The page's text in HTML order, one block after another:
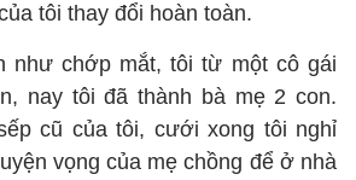
tôi thay đổi hoàn toàn.
như chớp mắt, tôi từ một cô gái
nay tôi đã thành bà mẹ 2 con.
cũ của tôi, cưới xong tôi nghỉ
vọng của mẹ chồng để ở nhà